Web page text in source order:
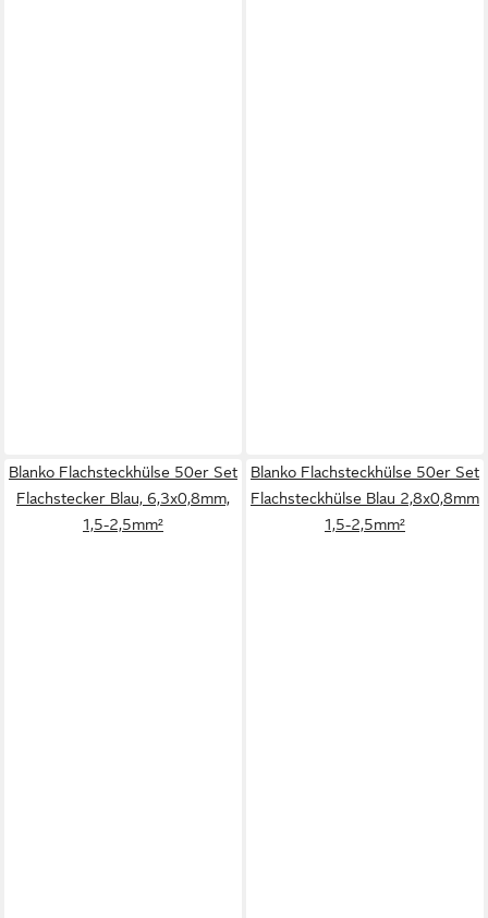
Blanko Flachsteckhülse 50er Set
Flachstecker Blau, 6,3x0,8mm,
1,5-2,5mm²
Blanko Flachsteckhülse 50er Set
Flachsteckhülse Blau 2,8x0,8mm
1,5-2,5mm²